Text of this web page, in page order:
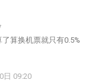
算换机票就只有0.5%
日 09:20